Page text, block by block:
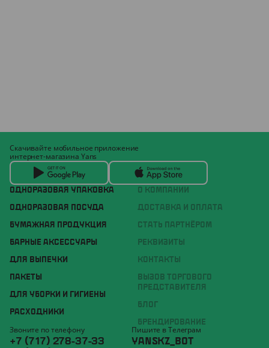
ОДНОРАЗОВАЯ УПАКОВКА
ОДНОРАЗОВАЯ ПОСУДА
БУМАЖНАЯ ПРОДУКЦИЯ
БАРНЫЕ АКСЕССУАРЫ
ДЛЯ ВЫПЕЧКИ
ПАКЕТЫ
ДЛЯ УБОРКИ И ГИГИЕНЫ
РАСХОДНИКИ
О КОМПАНИИ
ДОСТАВКА И ОПЛАТА
СТАТЬ ПАРТНЁРОМ
РЕКВИЗИТЫ
КОНТАКТЫ
ВЫЗОВ ТОРГОВОГО
ПРЕДСТАВИТЕЛЯ
БЛОГ
БРЕНДИРОВАНИЕ
Скачивайте мобильное приложение
интернет-магазина Yans
Звоните по телефону
+7 (717) 278-37-33
Пишите в Телеграм
YANSKZ_BOT